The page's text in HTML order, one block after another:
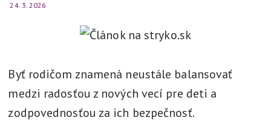
í
v
i
24. 3. 2026
Byť rodičom znamená neustále balansovať
medzi radosťou z nových vecí pre deti a
zodpovednosťou za ich bezpečnosť.